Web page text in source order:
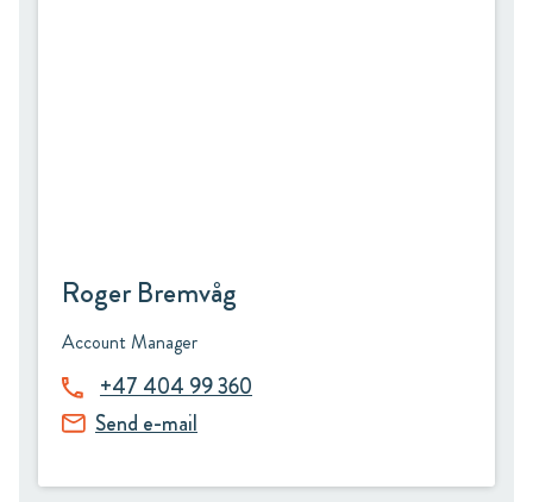
Roger Bremvåg
Account Manager
+47 404 99 360
Send e-mail